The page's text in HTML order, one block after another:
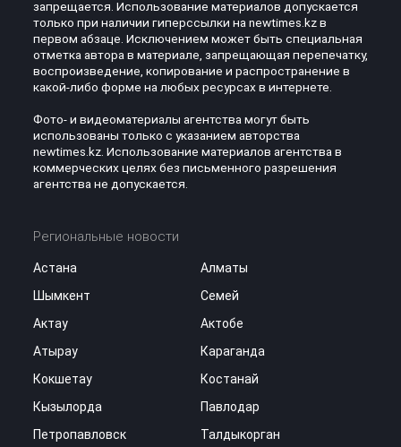
запрещается. Использование материалов допускается
только при наличии гиперссылки на newtimes.kz в
первом абзаце. Исключением может быть специальная
отметка автора в материале, запрещающая перепечатку,
воспроизведение, копирование и распространение в
какой-либо форме на любых ресурсах в интернете.
Фото- и видеоматериалы агентства могут быть
использованы только с указанием авторства
newtimes.kz. Использование материалов агентства в
коммерческих целях без письменного разрешения
агентства не допускается.
Региональные новости
Астана
Алматы
Шымкент
Семей
Актау
Актобе
Атырау
Караганда
Кокшетау
Костанай
Кызылорда
Павлодар
Петропавловск
Талдыкорган